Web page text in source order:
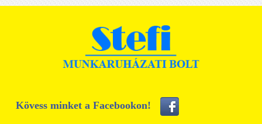
Kövess minket a Facebookon!